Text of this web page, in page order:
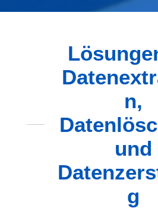
n,
und
g